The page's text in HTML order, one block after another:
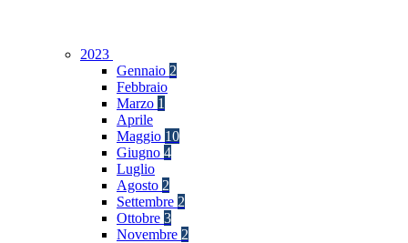
2023
Gennaio 2
Febbraio
Marzo 1
Aprile
Maggio 10
Giugno 4
Luglio
Agosto 2
Settembre 2
Ottobre 3
Novembre 2